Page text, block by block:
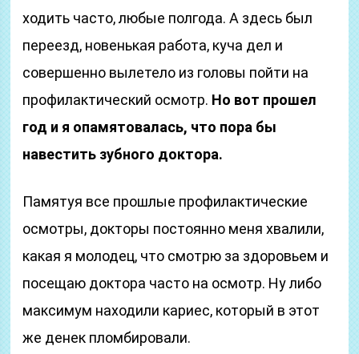
ходить часто, любые полгода. А здесь был
переезд, новенькая работа, куча дел и
совершенно вылетело из головы пойти на
профилактический осмотр. Но вот прошел
год и я опамятовалась, что пора бы
навестить зубного доктора.
Памятуя все прошлые профилактические
осмотры, докторы постоянно меня хвалили,
какая я молодец, что смотрю за здоровьем и
посещаю доктора часто на осмотр. Ну либо
максимум находили кариес, который в этот
же денек пломбировали.